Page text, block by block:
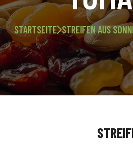
STARTSEITE STREIFEN AUS